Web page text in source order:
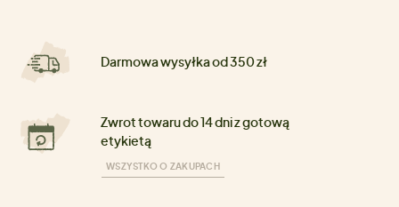
Darmowa wysyłka od 350 zł
Zwrot towaru do 14 dni z gotową
etykietą
WSZYSTKO O ZAKUPACH